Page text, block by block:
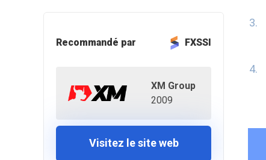
Recommandé par FXSSI
XM Group
2009
Visitez le site web